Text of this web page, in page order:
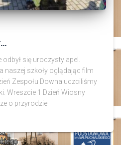
się uroczysty apel.
naszej szkoły oglądając film
Zespołu Downa uczciliśmy
Wreszcie 1 Dzień Wiosny
o przyrodzie